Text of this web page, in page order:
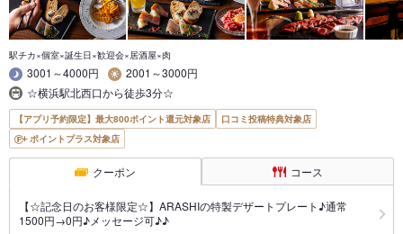
駅チカ×個室×誕生日×歓迎会×居酒屋×肉
3001～4000円
2001～3000円
☆横浜駅北西口から徒歩3分☆
【アプリ予約限定】最大800ポイント還元対象店
口コミ投稿特典対象店
ポイントプラス対象店
クーポン コース
【☆記念日のお客様限定☆】ARASHIの特製デザートプレート♪通常
1500円→0円♪メッセージ可♪♪